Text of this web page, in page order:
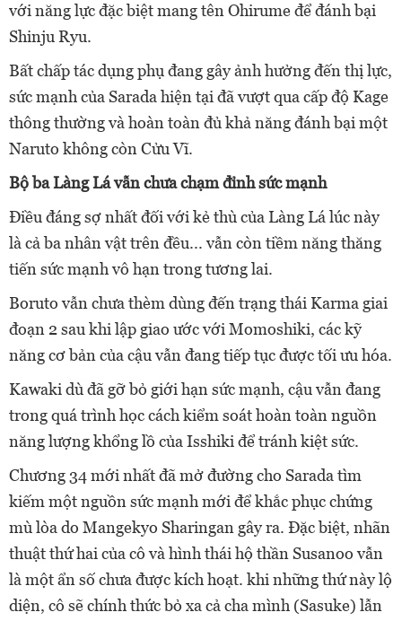
với năng lực đặc biệt mang tên Ohirume để đánh bại
Shinju Ryu.
Bất chấp tác dụng phụ đang gây ảnh hưởng đến thị lực,
sức mạnh của Sarada hiện tại đã vượt qua cấp độ Kage
thông thường và hoàn toàn đủ khả năng đánh bại một
Naruto không còn Cửu Vĩ.
Bộ ba Làng Lá vẫn chưa chạm đỉnh sức mạnh
Điều đáng sợ nhất đối với kẻ thù của Làng Lá lúc này
là cả ba nhân vật trên đều... vẫn còn tiềm năng thăng
tiến sức mạnh vô hạn trong tương lai.
Boruto vẫn chưa thèm dùng đến trạng thái Karma giai
đoạn 2 sau khi lập giao ước với Momoshiki, các kỹ
năng cơ bản của cậu vẫn đang tiếp tục được tối ưu hóa.
Kawaki dù đã gỡ bỏ giới hạn sức mạnh, cậu vẫn đang
trong quá trình học cách kiểm soát hoàn toàn nguồn
năng lượng khổng lồ của Isshiki để tránh kiệt sức.
Chương 34 mới nhất đã mở đường cho Sarada tìm
kiếm một nguồn sức mạnh mới để khắc phục chứng
mù lòa do Mangekyo Sharingan gây ra. Đặc biệt, nhãn
thuật thứ hai của cô và hình thái hộ thần Susanoo vẫn
là một ẩn số chưa được kích hoạt. khi những thứ này lộ
diện, cô sẽ chính thức bỏ xa cả cha mình (Sasuke) lẫn